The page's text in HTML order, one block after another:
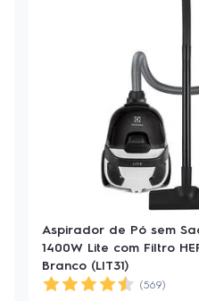
Aspirador de Pó sem
1400W Lite com Filtro
Branco (LIT31)
(569)